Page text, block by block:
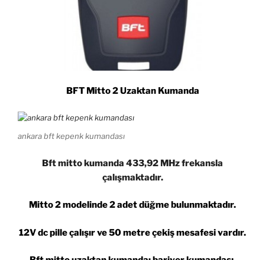
BFT Mitto 2 Uzaktan Kumanda
ankara bft kepenk kumandası
Bft mitto kumanda 433,92 MHz frekansla
çalışmaktadır.
Mitto 2 modelinde 2 adet düğme bulunmaktadır.
12V dc pille çalışır ve 50 metre çekiş mesafesi vardır.